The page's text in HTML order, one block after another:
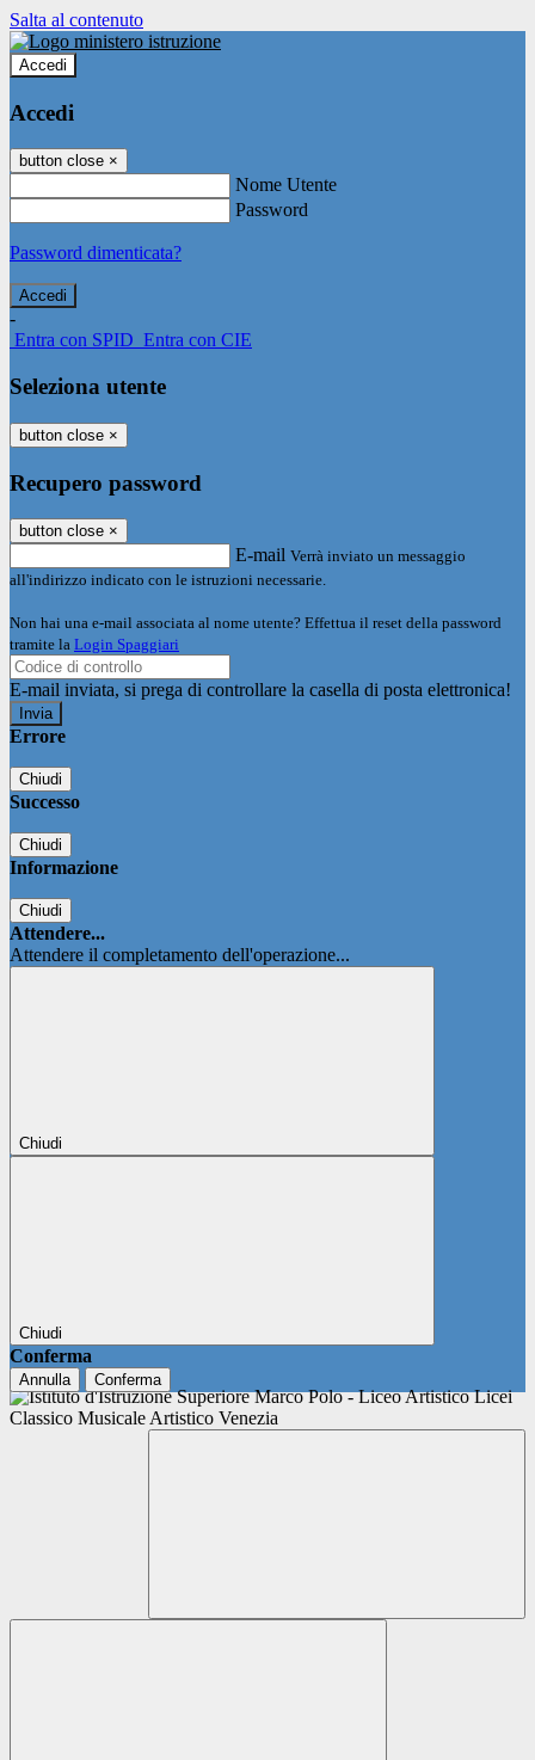
Salta al contenuto
Accedi
Accedi
button close ×
Nome Utente
Password
Password dimenticata?
-
Entra con SPID Entra con CIE
Seleziona utente
button close ×
Recupero password
button close ×
E-mail Verrà inviato un messaggio
all'indirizzo indicato con le istruzioni necessarie.
Non hai una e-mail associata al nome utente? Effettua il reset della password
tramite la Login Spaggiari
E-mail inviata, si prega di controllare la casella di posta elettronica!
Errore
Chiudi
Successo
Chiudi
Informazione
Chiudi
Attendere...
Attendere il completamento dell'operazione...
Chiudi
Chiudi
Conferma
Annulla Conferma